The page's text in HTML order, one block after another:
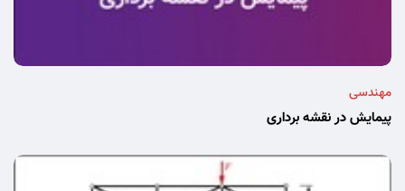
مهندسی
پیمایش در نقشه برداری